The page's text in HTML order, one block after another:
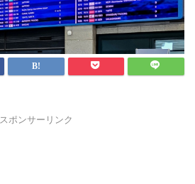
スポンサーリンク